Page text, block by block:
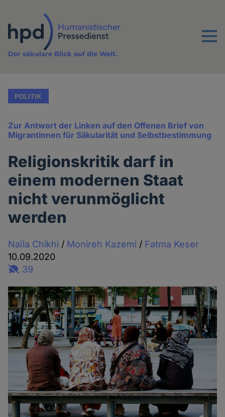
Inhalt
Menu
Der säkulare Blick auf die Welt.
POLITIK
Zur Antwort der Linken auf den Offenen Brief von
Migrantinnen für Säkularität und Selbstbestimmung
Religionskritik darf in
einem modernen Staat
nicht verunmöglicht
werden
Naïla Chikhi / Monireh Kazemi / Fatma Keser
10.09.2020
39